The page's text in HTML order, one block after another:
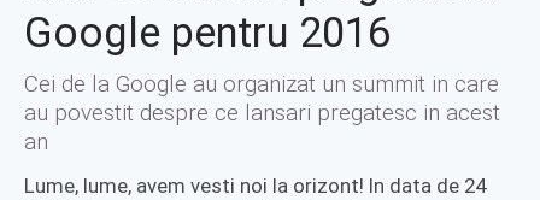
Google pentru 2016
Cei de la Google au organizat un summit in care
au povestit despre ce lansari pregatesc in acest
an
Lume, lume, avem vesti noi la orizont! In data de 24